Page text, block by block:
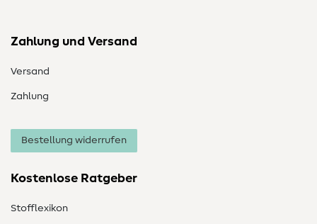
Zahlung und Versand
Versand
Zahlung
Bestellung widerrufen
Kostenlose Ratgeber
Stofflexikon